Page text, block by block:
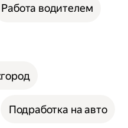
Работа водителем
Подработка на авто